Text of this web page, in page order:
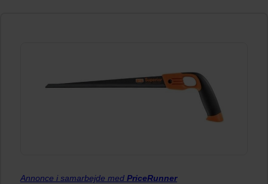
Annonce i samarbejde med PriceRunner